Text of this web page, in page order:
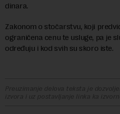
dinara.
Zakonom o stočarstvu, koji
ograničena cenu te usluge, pa je
određuju i kod svih su skoro iste.
Preuzimanje delova teksta je
izvora i uz postavljanje linka ka